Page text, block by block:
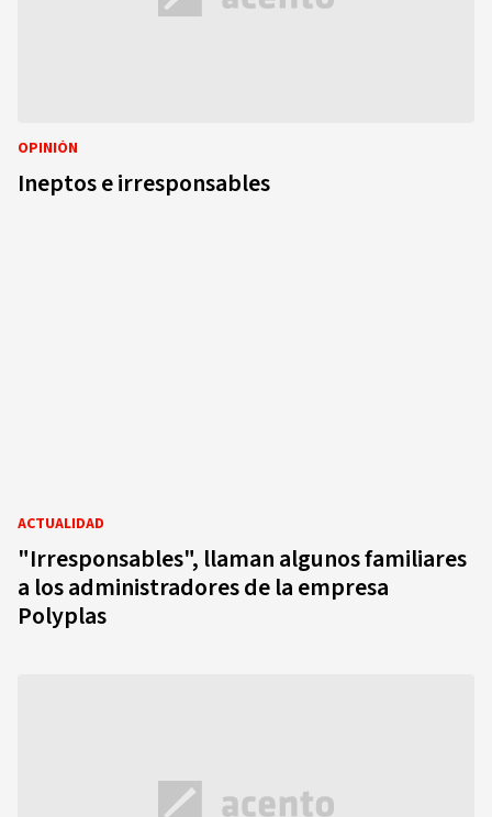
OPINIÓN
Ineptos e irresponsables
ACTUALIDAD
"Irresponsables", llaman algunos familiares
a los administradores de la empresa
Polyplas